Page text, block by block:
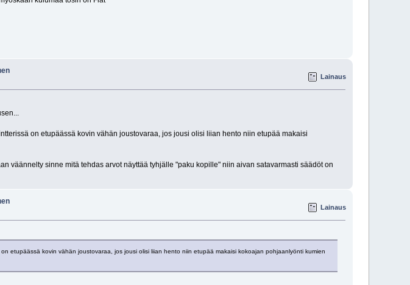
Lainaus
on etupäässä kovin vähän joustovaraa, jos jousi olisi liian hento niin etupää makaisi
väännelty sinne mitä tehdas arvot näyttää tyhjälle "paku kopille" niin aivan satavarmasti säädöt on
Lainaus
etupäässä kovin vähän joustovaraa, jos jousi olisi liian hento niin etupää makaisi kokoajan pohjaanlyönti kumien